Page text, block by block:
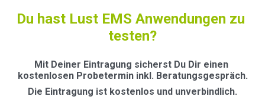
Du hast Lust EMS Anwendungen zu
testen?
Mit Deiner Eintragung sicherst Du Dir einen
kostenlosen Probetermin inkl. Beratungsgespräch.
Die Eintragung ist kostenlos und unverbindlich.